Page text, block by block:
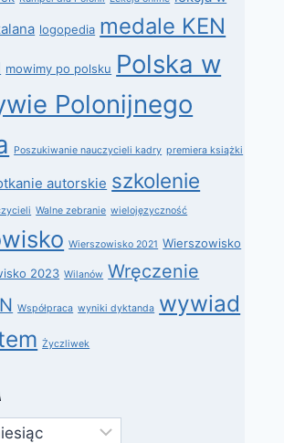
logopedia medale KEN
mowimy po polsku Polska w
Polonijnego
Poszukiwanie nauczycieli kadry premiera książki
autorskie szkolenie
Walne zebranie wielojęzyczność
Wierszowisko 2021 Wierszowisko
2023 Wilanów Wręczenie
Współpraca wyniki dyktanda wywiad
Życzliwek